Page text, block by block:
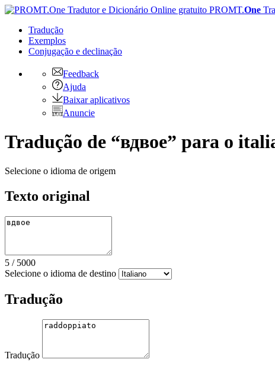
PROMT.One
Tradução
Exemplos
Conjugação e declinação
Feedback
Ajuda
Baixar aplicativos
Anuncie
Tradução de “вдвое” para o
Selecione o idioma de origem
Texto original
5 / 5000
Selecione o idioma de destino
Tradução
Tradução